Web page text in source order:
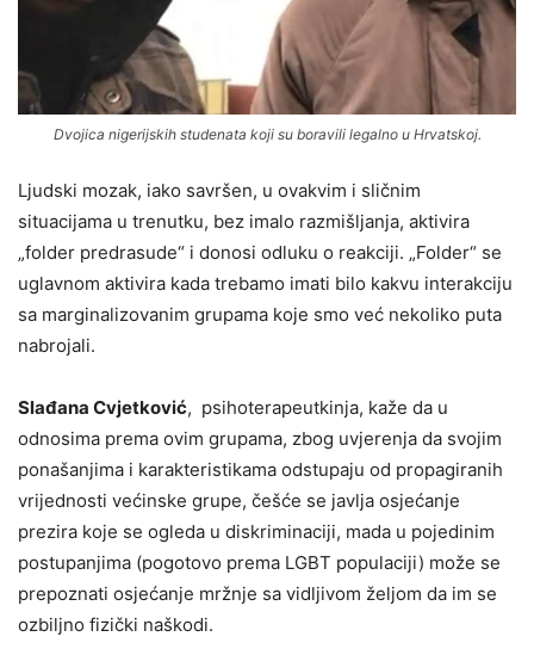
Dvojica nigerijskih studenata koji su boravili legalno u Hrvatskoj.
Ljudski mozak, iako savršen, u ovakvim i sličnim
situacijama u trenutku, bez imalo razmišljanja, aktivira
„folder predrasude“ i donosi odluku o reakciji. „Folder“ se
uglavnom aktivira kada trebamo imati bilo kakvu interakciju
sa marginalizovanim grupama koje smo već nekoliko puta
nabrojali.
Slađana Cvjetković, psihoterapeutkinja, kaže da u
odnosima prema ovim grupama, zbog uvjerenja da svojim
ponašanjima i karakteristikama odstupaju od propagiranih
vrijednosti većinske grupe, češće se javlja osjećanje
prezira koje se ogleda u diskriminaciji, mada u pojedinim
postupanjima (pogotovo prema LGBT populaciji) može se
prepoznati osjećanje mržnje sa vidljivom željom da im se
ozbiljno fizički naškodi.